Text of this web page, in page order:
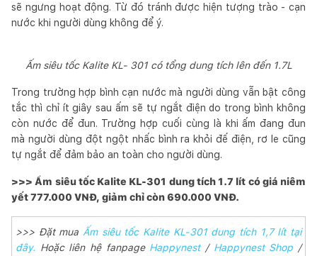
sẽ ngưng hoạt động. Từ đó tránh được hiện tượng trào - cạn
nước khi người dùng không để ý.
Ấm siêu tốc Kalite KL- 301 có tổng dung tích lên đến 1.7L
Trong trường hợp bình cạn nước mà người dùng vẫn bật công
tắc thì chỉ ít giây sau ấm sẽ tự ngắt điện do trong bình không
còn nước để đun. Trường hợp cuối cùng là khi ấm đang đun
mà người dùng đột ngột nhấc bình ra khỏi đế điện, rơ le cũng
tự ngắt để đảm bảo an toàn cho người dùng.
>>> Ấm siêu tốc Kalite KL-301 dung tích 1.7 lít có giá niêm
yết 777.000 VNĐ, giảm chỉ còn 690.000 VNĐ.
>>> Đặt mua Ấm siêu tốc Kalite KL-301 dung tích 1,7 lít tại
đây. Hoặc liên hệ fanpage Happynest/ Happynest Shop /